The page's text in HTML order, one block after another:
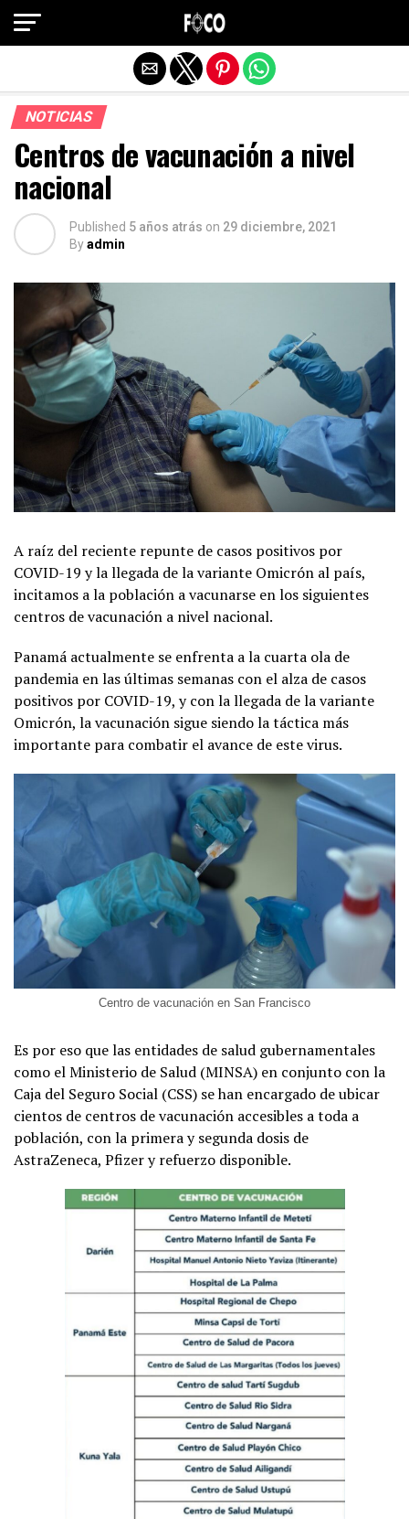
NOTICIAS
Centros de vacunación a nivel
nacional
Published 5 años atrás on 29 diciembre, 2021
Byadmin
A raíz del reciente repunte de casos positivos por
COVID-19 y la llegada de la variante Omicrón al país,
incitamos a la población a vacunarse en los siguientes
centros de vacunación a nivel nacional.
Panamá actualmente se enfrenta a la cuarta ola de
pandemia en las últimas semanas con el alza de casos
positivos por COVID-19, y con la llegada de la variante
Omicrón, la vacunación sigue siendo la táctica más
importante para combatir el avance de este virus.
Centro de vacunación en San Francisco
Es por eso que las entidades de salud gubernamentales
como el Ministerio de Salud (MINSA) en conjunto con la
Caja del Seguro Social (CSS) se han encargado de ubicar
cientos de centros de vacunación accesibles a toda a
población, con la primera y segunda dosis de
AstraZeneca, Pfizer y refuerzo disponible.
Salir de la versión móvil